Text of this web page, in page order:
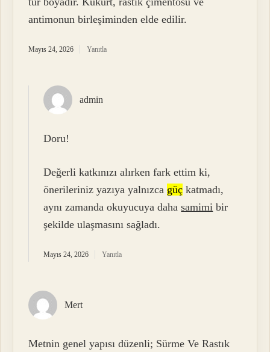
antimonun birleşiminden elde edilir.
Mayıs 24, 2026 Yanıtla
admin
Doru!
Değerli katkınızı alırken fark ettim ki,
önerileriniz yazıya yalnızca güç katmadı,
aynı zamanda okuyucuya dahasamimi bir
şekilde ulaşmasını sağladı.
Mayıs 24, 2026 Yanıtla
Mert
Metnin genel yapısı düzenli; Sürme Ve Rastık